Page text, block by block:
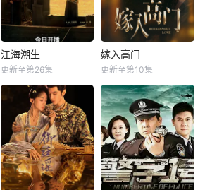
江海潮生
更新至第26集
嫁入高门
更新至第10集